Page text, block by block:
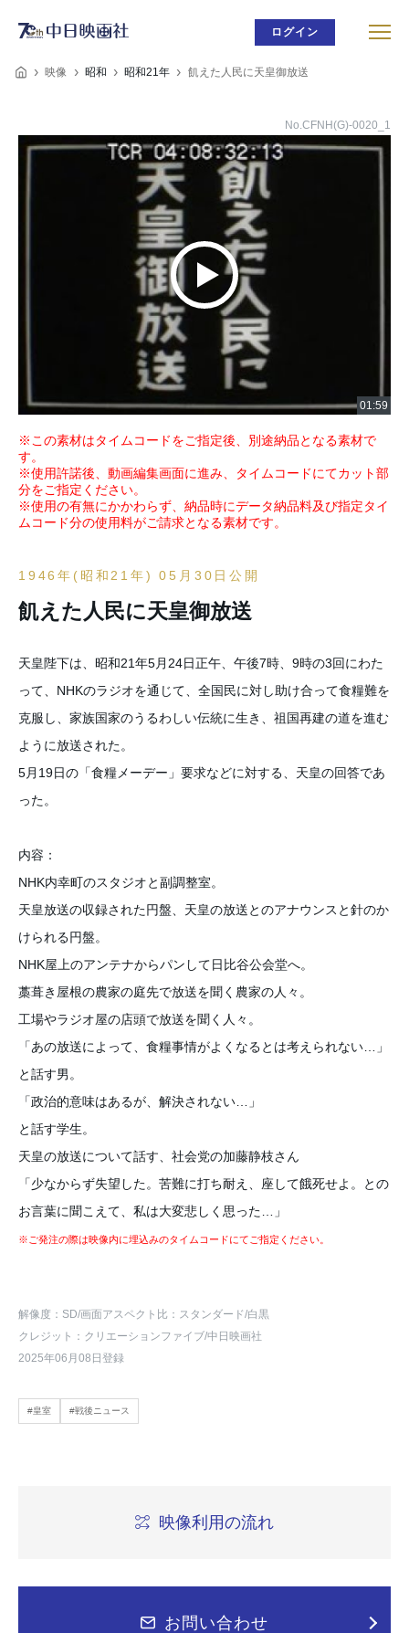
ログイン
映像 昭和 昭和21年 飢えた人民に天皇御放送
No.CFNH(G)-0020_1
※この素材はタイムコードをご指定後、別途納品となる素材で
す。
※使用許諾後、動画編集画面に進み、タイムコードにてカット部
分をご指定ください。
※使用の有無にかかわらず、納品時にデータ納品料及び指定タイ
ムコード分の使用料がご請求となる素材です。
1946年(昭和21年) 05月30日公開
飢えた人民に天皇御放送
天皇陛下は、昭和21年5月24日正午、午後7時、9時の3回にわた
って、NHKのラジオを通じて、全国民に対し助け合って食糧難を
克服し、家族国家のうるわしい伝統に生き、祖国再建の道を進む
ように放送された。
5月19日の「食糧メーデー」要求などに対する、天皇の回答であ
った。
内容：
NHK内幸町のスタジオと副調整室。
天皇放送の収録された円盤、天皇の放送とのアナウンスと針のか
けられる円盤。
NHK屋上のアンテナからパンして日比谷公会堂へ。
藁葺き屋根の農家の庭先で放送を聞く農家の人々。
工場やラジオ屋の店頭で放送を聞く人々。
「あの放送によって、食糧事情がよくなるとは考えられない…」
と話す男。
「政治的意味はあるが、解決されない…」
と話す学生。
天皇の放送について話す、社会党の加藤静枝さん
「少なからず失望した。苦難に打ち耐え、座して餓死せよ。との
お言葉に聞こえて、私は大変悲しく思った…」
※ご発注の際は映像内に埋込みのタイムコードにてご指定ください。
解像度：SD/画面アスペクト比：スタンダード/白黒
クレジット：クリエーションファイブ/中日映画社
2025年06月08日登録
#皇室 #戦後ニュース
映像利用の流れ
お問い合わせ